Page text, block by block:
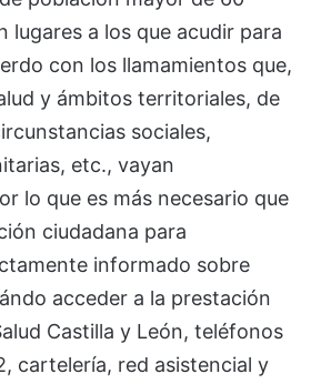
lugares a los que acudir para
con los llamamientos que,
y ámbitos territoriales, de
sociales,
etc., vayan
lo que es más necesario que
ciudadana para
informado sobre
acceder a la prestación
Castilla y León, teléfonos
cartelería, red asistencial y